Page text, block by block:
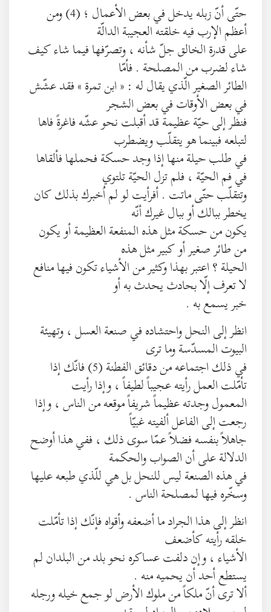
حتّى أنّ زبله يدخل في بعض الأعمال ؛ (4) ومن
أعظم الإرب فيه خلقته العجيبة الدالّة
على قدرة الخالق جلّ شأنه ، وتصرّفها فيما شاء كيف
شاء لضرب من المصلحة . فأمّا
الطائر الصغير الّذي يقال له : « ابن تمرة » فقد عشّش
في بعض الأوقات في بعض الشجر
فنظر إلى حيّة عظيمة قد أقبلت نحو عشّه فاغرةً فاها
لتبلعه فبينما هو يتقلّب ويضطرب
في طلب حيلة منها إذا وجد حسكة فحملها فألقاها
في فم الحيّة ، فلم تزل الحيّة تلتوي
وتتقلّب حتّى ماتت . أفرأيت لو لم اُخبرك بذلك كان
يخطر ببالك أو ببال غيرك أنّه
يكون من حسكة مثل هذه المنفعة العظيمة أو يكون
من طائر صغير أو كبير مثل هذه
الحيلة ؟ اعتبر بهذا وكثير من الأشياء تكون فيها منافع
لا تعرف إلّا بحادث يحدث به أو
خبر يسمع به .
انظر إلى النحل واحتشاده في صنعة العسل ، وتهيئة
البيوت المسدّسة وما ترى
في ذلك اجتماعه من دقائق الفطنة (5) فانّك إذا
تأمّلت العمل رأيته عجيباً لطيفاً ، وإذا رأيت
المعمول وجدته عظيماً شريفاً موقعه من الناس ، وإذا
رجعت إلى الفاعل ألفيته غبيّاً
جاهلاً بنفسه فضلاً عمّا سوى ذلك ، ففي هذا أوضح
الدلالة على أن الصواب والحكمة
في هذه الصنعة ليس للنحل بل هي للّذي طبعه عليها
وسخّره فيها لمصلحة الناس .
انظر إلى هذا الجراد ما أضعفه وأقواه فإنّك إذا تأمّلت
خلقه رأيته كأضعف
الأشياء ، وإن دلفت عساكره نحو بلد من البلدان لم
يستطع أحد أن يحميه منه .
ألا ترى أنّ ملكاً من ملوك الأرض لو جمع خيله ورجله